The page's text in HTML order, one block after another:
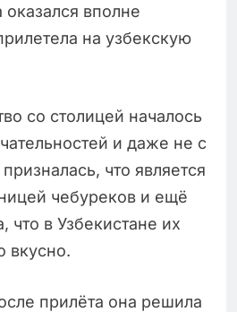
оказался вполне
на узбекскую
со столицей началось
и даже не с
что является
чебуреков и ещё
что в Узбекистане их
вкусно.
прилёта она решила